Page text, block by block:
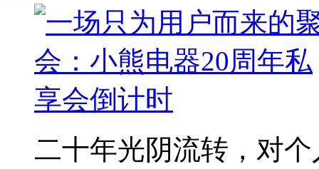
二十年光阴流转，对